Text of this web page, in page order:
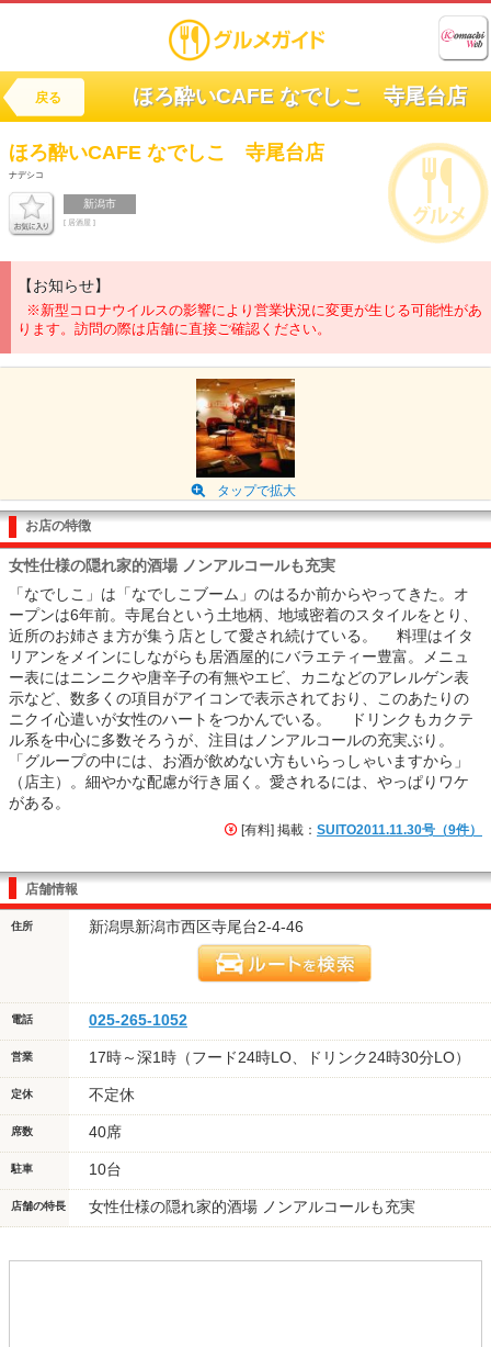
戻る ほろ酔いCAFE なでしこ 寺尾台店
ほろ酔いCAFE なでしこ 寺尾台店
ナデシコ
新潟市
[ 居酒屋 ]
【お知らせ】
※新型コロナウイルスの影響により営業状況に変更が生じる可能性があ
ります。訪問の際は店舗に直接ご確認ください。
タップで拡大
お店の特徴
女性仕様の隠れ家的酒場 ノンアルコールも充実
「なでしこ」は「なでしこブーム」のはるか前からやってきた。オ
ープンは6年前。寺尾台という土地柄、地域密着のスタイルをとり、
近所のお姉さま方が集う店として愛され続けている。 料理はイタ
リアンをメインにしながらも居酒屋的にバラエティー豊富。メニュ
ー表にはニンニクや唐辛子の有無やエビ、カニなどのアレルゲン表
示など、数多くの項目がアイコンで表示されており、このあたりの
ニクイ心遣いが女性のハートをつかんでいる。 ドリンクもカクテ
ル系を中心に多数そろうが、注目はノンアルコールの充実ぶり。
「グループの中には、お酒が飲めない方もいらっしゃいますから」
（店主）。細やかな配慮が行き届く。愛されるには、やっぱりワケ
がある。
[有料] 掲載： SUITO2011.11.30号（9件）
店舗情報
住所 新潟県新潟市西区寺尾台2-4-46
電話 025-265-1052
営業 17時～深1時（フード24時LO、ドリンク24時30分LO）
定休 不定休
席数 40席
駐車 10台
店舗の特長 女性仕様の隠れ家的酒場 ノンアルコールも充実